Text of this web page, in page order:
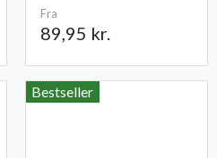
Fra
89,95 kr.
Bestseller